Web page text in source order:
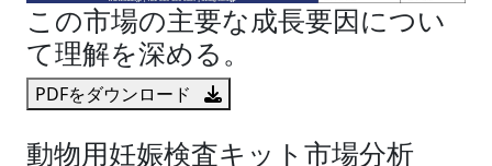
この市場の主要な成長要因につい
て理解を深める。
PDFをダウンロード
動物用妊娠検査キット市場分析